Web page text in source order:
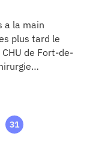
a la main
plus tard le
de Fort-de-
31